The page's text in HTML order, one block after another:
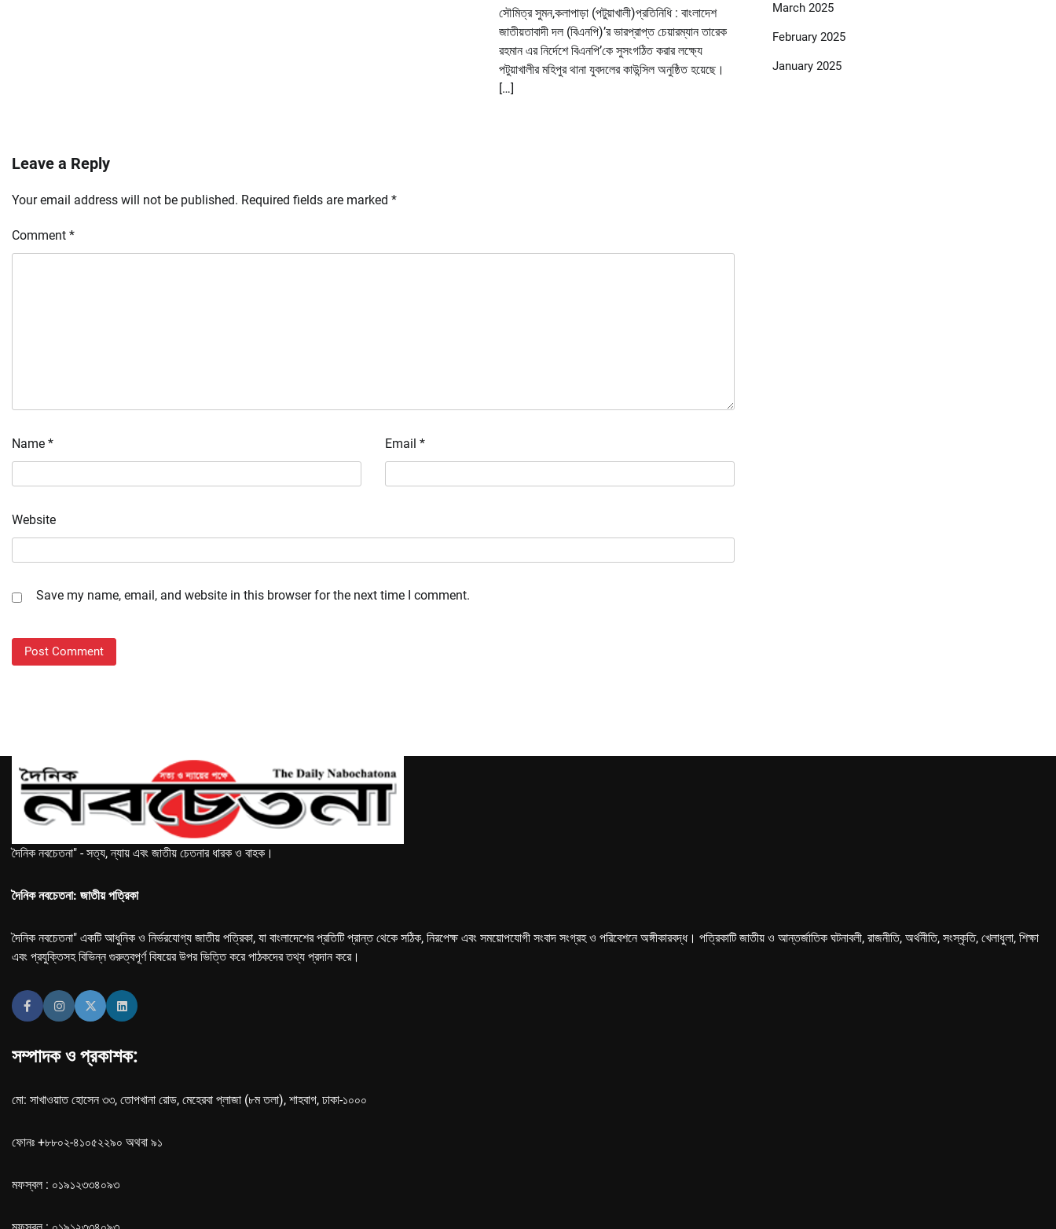
সৌমিত্র সুমন,কলাপাড়া (পটুয়াখালী)প্রতিনিধি : বাংলাদেশ
জাতীয়তাবাদী দল (বিএনপি)’র ভারপ্রাপ্ত চেয়ারম্যান তারেক
রহমান এর নির্দেশে বিএনপি’কে সুসংগঠিত করার লক্ষ্যে
পটুয়াখালীর মহিপুর থানা যুবদলের কাউন্সিল অনুষ্ঠিত হয়েছে।
[…]
Leave a Reply
Your email address will not be published. Required fields are marked *
Comment *
Name * Email *
Website
Save my name, email, and website in this browser for the next time I comment.
March 2025
February 2025
January 2025
দৈনিক নবচেতনা" - সত্য, ন্যায় এবং জাতীয় চেতনার ধারক ও বাহক।
দৈনিক নবচেতনা: জাতীয় পত্রিকা
দৈনিক নবচেতনা" একটি আধুনিক ও নির্ভরযোগ্য জাতীয় পত্রিকা, যা বাংলাদেশের প্রতিটি প্রান্ত থেকে সঠিক, নিরপেক্ষ এবং সময়োপযোগী সংবাদ সংগ্রহ ও পরিবেশনে অঙ্গীকারবদ্ধ। পত্রিকাটি জাতীয় ও আন্তর্জাতিক ঘটনাবলী, রাজনীতি, অর্থনীতি, সংস্কৃতি, খেলাধুলা, শিক্ষা
এবং প্রযুক্তিসহ বিভিন্ন গুরুত্বপূর্ণ বিষয়ের উপর ভিত্তি করে পাঠকদের তথ্য প্রদান করে।
সম্পাদক ও প্রকাশক:
মো: সাখাওয়াত হোসেন ৩৩, তোপখানা রোড, মেহেরবা প্লাজা (৮ম তলা), শাহবাগ, ঢাকা-১০০০
ফোনঃ +৮৮০২-৪১০৫২২৯০ অথবা ৯১
মফস্বল : ০১৯১২৩৩৪০৯৩